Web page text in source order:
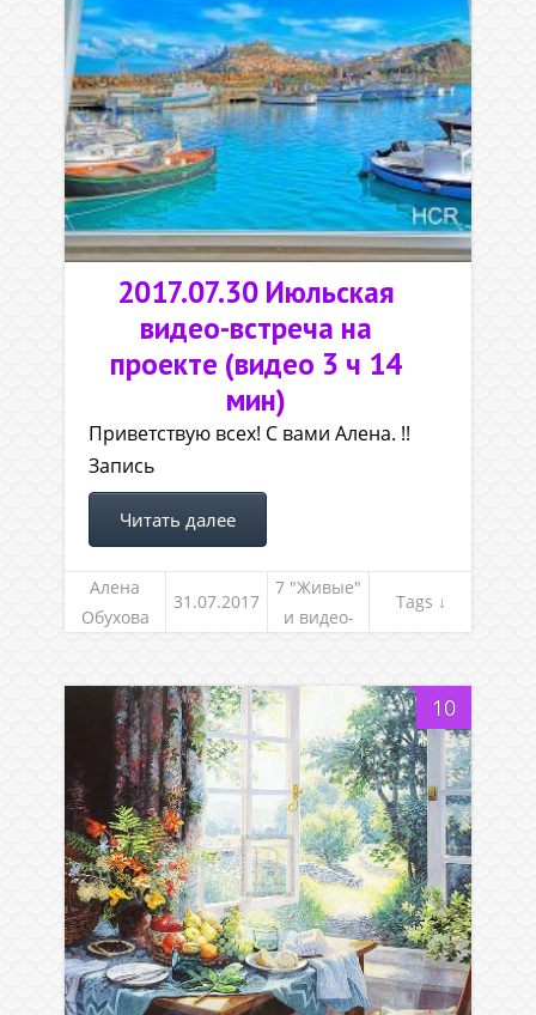
2017.07.30 Июльская
видео-встреча на
проекте (видео 3 ч 14
мин)
Приветствую всех! С вами Алена. !!
Запись
Читать далее
Алена
Обухова
31.07.2017
7 "Живые"
и видео-
Tags ↓
10